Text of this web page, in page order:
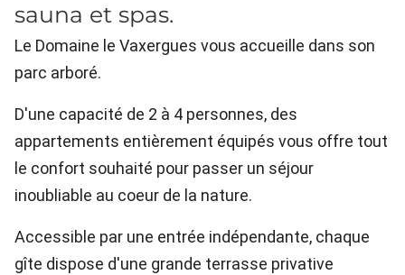
sauna et spas.
Le Domaine le Vaxergues vous accueille dans son
parc arboré.
D'une capacité de 2 à 4 personnes, des
appartements entièrement équipés vous offre tout
le confort souhaité pour passer un séjour
inoubliable au coeur de la nature.
Accessible par une entrée indépendante, chaque
gîte dispose d'une grande terrasse privative